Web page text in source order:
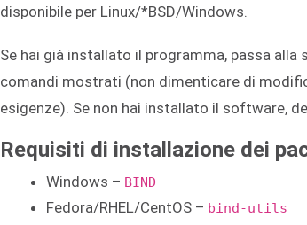
disponibile per Linux/*BSD/Windows.
Se hai già installato il programma, passa
comandi mostrati (non dimenticare di
esigenze). Se non hai installato il software,
Requisiti di installazione dei
Windows – BIND
Fedora/RHEL/CentOS – bind-utils